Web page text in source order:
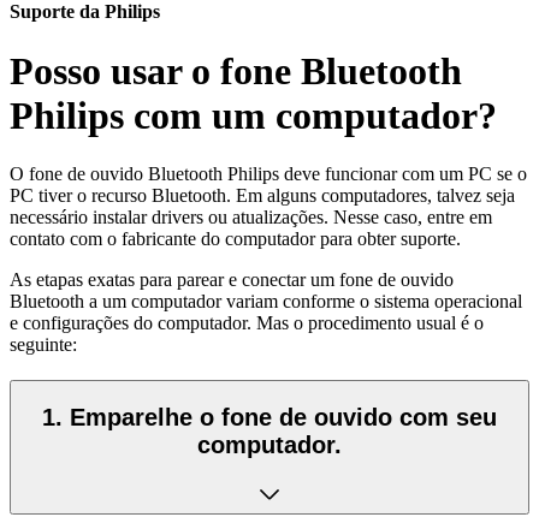
Suporte da Philips
Posso usar o fone Bluetooth
Philips com um computador?
O fone de ouvido Bluetooth Philips deve funcionar com um PC se o
PC tiver o recurso Bluetooth. Em alguns computadores, talvez seja
necessário instalar drivers ou atualizações. Nesse caso, entre em
contato com o fabricante do computador para obter suporte.
As etapas exatas para parear e conectar um fone de ouvido
Bluetooth a um computador variam conforme o sistema operacional
e configurações do computador. Mas o procedimento usual é o
seguinte:
1. Emparelhe o fone de ouvido com seu
computador.